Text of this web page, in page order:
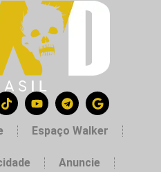
Espaço Walker
Anuncie